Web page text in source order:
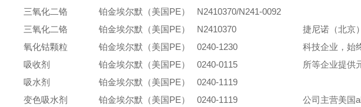
三氧化二铬
铂金埃尔默（美国PE） N2410370/N241-0092
三氧化二铬
铂金埃尔默（美国PE） N2410370
氧化钴颗粒
铂金埃尔默（美国PE） 0240-1230
吸收剂
铂金埃尔默（美国PE） 0240-0115
吸水剂
铂金埃尔默（美国PE） 0240-1119
变色吸水剂
铂金埃尔默（美国PE） 0240-1119
捷尼诺（北京
科技企业，始
所等企业提供
公司主营美国